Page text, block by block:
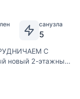
санузла
5
С
новый 2-этажный
берег», в
огромным